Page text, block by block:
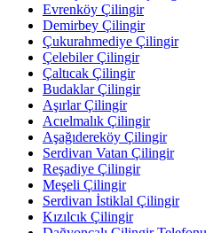
Evrenköy Çilingir
Demirbey Çilingir
Çukurahmediye Çilingir
Çelebiler Çilingir
Çaltıcak Çilingir
Budaklar Çilingir
Aşırlar Çilingir
Acıelmalık Çilingir
Aşağıdereköy Çilingir
Serdivan Vatan Çilingir
Reşadiye Çilingir
Meşeli Çilingir
Serdivan İstiklal Çilingir
Kızılcık Çilingir